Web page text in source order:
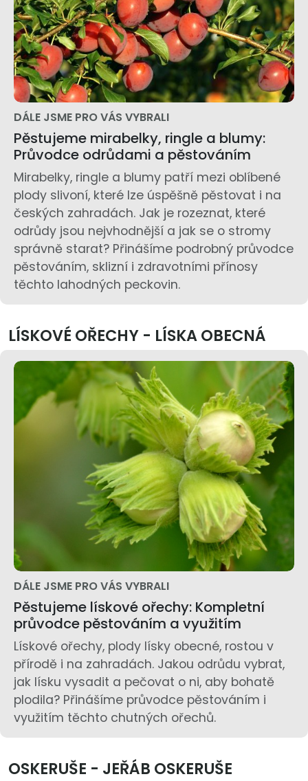
DÁLE JSME PRO VÁS VYBRALI
Pěstujeme mirabelky, ringle a blumy:
Průvodce odrůdami a pěstováním
Mirabelky, ringle a blumy patří mezi oblíbené
plody slivoní, které lze úspěšně pěstovat i na
českých zahradách. Jak je rozeznat, které
odrůdy jsou nejvhodnější a jak se o stromy
správně starat? Přinášíme podrobný průvodce
pěstováním, sklizní i zdravotními přínosy
těchto lahodných peckovin.
LÍSKOVÉ OŘECHY - LÍSKA OBECNÁ
DÁLE JSME PRO VÁS VYBRALI
Pěstujeme lískové ořechy: Kompletní
průvodce pěstováním a využitím
Lískové ořechy, plody lísky obecné, rostou v
přírodě i na zahradách. Jakou odrůdu vybrat,
jak lísku vysadit a pečovat o ni, aby bohatě
plodila? Přinášíme průvodce pěstováním i
využitím těchto chutných ořechů.
OSKERUŠE - JEŘÁB OSKERUŠE